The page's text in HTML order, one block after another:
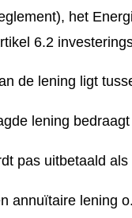
het
6.2
de lening ligt
lening
pas uitbetaald
annuïtaire lening